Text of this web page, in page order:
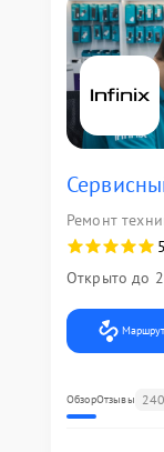
Ремонт
Открыто до
Маршрут
ОбзорОтзывы 240